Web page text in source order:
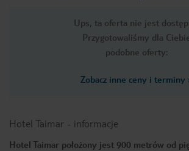
Ups, ta oferta nie jest
Przygotowaliśmy dla
podobne oferty:
Zobacz inne ceny i terminy
Hotel Taimar - informacje
Hotel Taimar położony jest 900 metrów od